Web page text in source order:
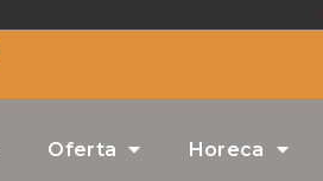
Oferta Horeca